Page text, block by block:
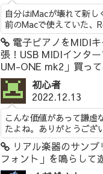
自分はiMacが壊れて新
前のMacで使えていた、
電子ピアノをMIDI
張！USB MIDIインタ
UM-ONE mk2」買っ
初心者
2022.12.13
こんな価値があって謙虚
たよね。ありがとうござ
リアル楽器のサン
フォント」を鳴らして